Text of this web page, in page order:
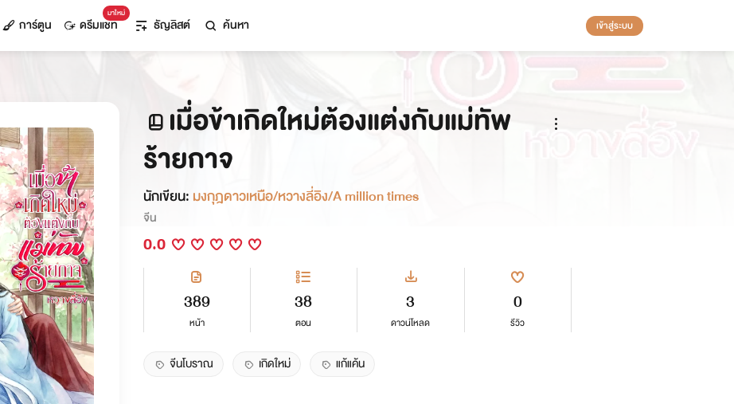
การ์ตูน
มาใหม่
ดรีมแชท ธัญลิสต์ ค้นหา เข้าสู่ระบบ
เมื่อข้าเกิดใหม่ต้องแต่งกับแม่ทัพ
ร้ายกาจ
นักเขียน: มงกุฎดาวเหนือ/หวางลี่อิง/A million times
จีน
0.0
389
หน้า
38
ตอน
3
ดาวน์โหลด
0
รีวิว
จีนโบราณ เกิดใหม่ แก้แค้น